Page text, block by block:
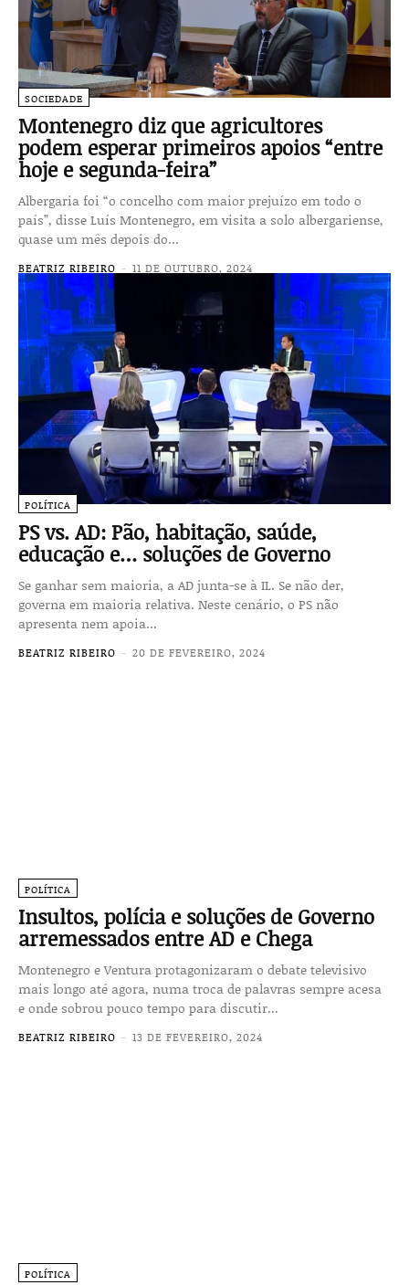
SOCIEDADE
Montenegro diz que agricultores
podem esperar primeiros apoios “entre
hoje e segunda-feira”
Albergaria foi “o concelho com maior prejuízo em todo o
país”, disse Luís Montenegro, em visita a solo albergariense,
quase um mês depois do...
BEATRIZ RIBEIRO - 11 DE OUTUBRO, 2024
POLÍTICA
PS vs. AD: Pão, habitação, saúde,
educação e… soluções de Governo
Se ganhar sem maioria, a AD junta-se à IL. Se não der,
governa em maioria relativa. Neste cenário, o PS não
apresenta nem apoia...
BEATRIZ RIBEIRO - 20 DE FEVEREIRO, 2024
POLÍTICA
Insultos, polícia e soluções de Governo
arremessados entre AD e Chega
Montenegro e Ventura protagonizaram o debate televisivo
mais longo até agora, numa troca de palavras sempre acesa
e onde sobrou pouco tempo para discutir...
BEATRIZ RIBEIRO - 13 DE FEVEREIRO, 2024
POLÍTICA